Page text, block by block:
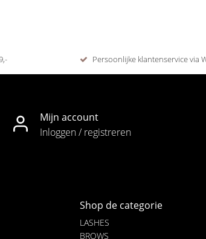
Persoonlijke klantenservice via
Mijn account
Inloggen / registreren
Shop de categorie
LASHES
BROWS